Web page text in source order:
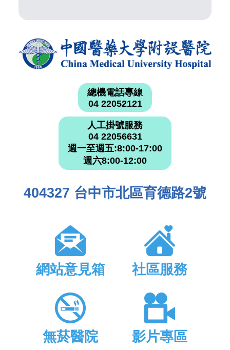
總機電話專線
04 22052121
人工掛號服務
04 22056631
週一至週五:8:00-17:00
週六8:00-12:00
404327 台中市北區育德路2號
網站意見箱 社區服務
無菸醫院 影片專區